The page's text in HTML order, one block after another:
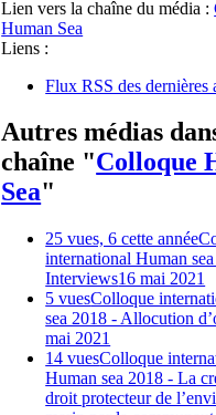
Lien vers la chaîne du média :
Human Sea
Liens :
Flux RSS des dernières
Autres médias
chaîne "Colloque
Sea"
25 vues, 6 cette année
international Human
Interviews16 mai 2021
5 vuesColloque
sea 2018 - Allocution
mai 2021
14 vuesColloque
Human sea 2018 - La
droit protecteur de